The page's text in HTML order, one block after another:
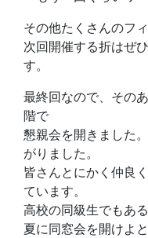
その他たくさんのフ
次回開催する折はぜ
す。
最終回なので、その
階で
懇親会を開きました
がりました。
皆さんとにかく仲良
ています。
高校の同級生でもある
夏に同窓会を開けよ